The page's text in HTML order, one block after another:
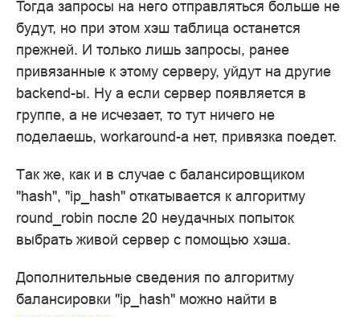
Тогда запросы на него отправляться больше не
будут, но при этом хэш таблица останется
прежней. И только лишь запросы, ранее
привязанные к этому серверу, уйдут на другие
backend-ы. Ну а если сервер появляется в
группе, а не исчезает, то тут ничего не
поделаешь, workaround-а нет, привязка поедет.
Так же, как и в случае с балансировщиком
"hash", "ip_hash" откатывается к алгоритму
round_robin после 20 неудачных попыток
выбрать живой сервер с помощью хэша.
Дополнительные сведения по алгоритму
балансировки "ip_hash" можно найти в